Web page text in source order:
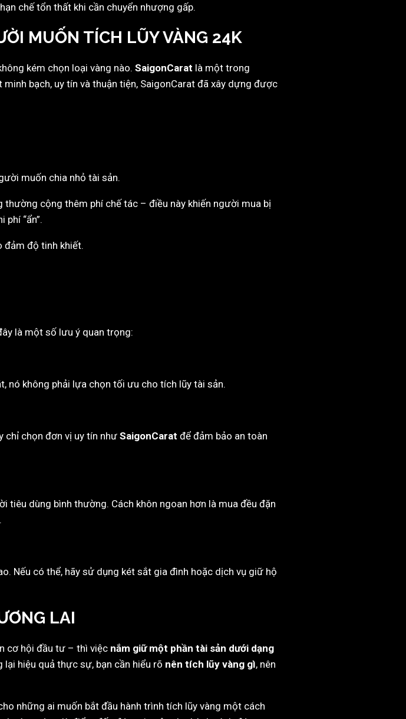
chế tổn thất khi cần chuyển nhượng gấp.
MUỐN TÍCH LŨY VÀNG 24K
kém chọn loại vàng nào. SaigonCarat là một trong
bạch, uy tín và thuận tiện, SaigonCarat đã xây dựng được
muốn chia nhỏ tài sản.
cộng thêm phí chế tác – điều này khiến người mua bị
phí “ẩn”.
đảm độ tinh khiết.
là một số lưu ý quan trọng:
nó không phải lựa chọn tối ưu cho tích lũy tài sản.
chỉ chọn đơn vị uy tín như SaigonCarat để đảm bảo an toàn
tiêu dùng bình thường. Cách khôn ngoan hơn là mua đều đặn
Nếu có thể, hãy sử dụng két sắt gia đình hoặc dịch vụ giữ hộ
LAI
cơ hội đầu tư – thì việc nắm giữ một phần tài sản dưới dạng
hiệu quả thực sự, bạn cần hiểu rõ nên tích lũy vàng gì, nên
những ai muốn bắt đầu hành trình tích lũy vàng một cách